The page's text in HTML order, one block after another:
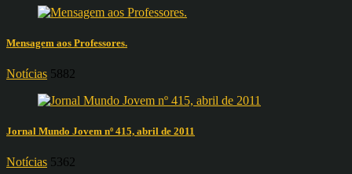
Mensagem aos Professores.
Notícias 5882
Jornal Mundo Jovem nº 415, abril de 2011
Notícias 5362